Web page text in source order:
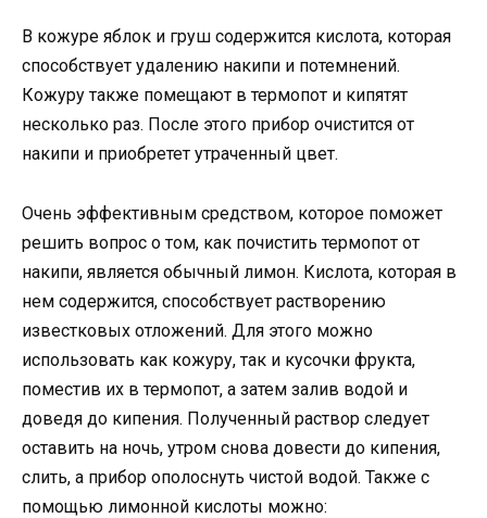
В кожуре яблок и груш содержится кислота, которая
способствует удалению накипи и потемнений.
Кожуру также помещают в термопот и кипятят
несколько раз. После этого прибор очистится от
накипи и приобретет утраченный цвет.
Очень эффективным средством, которое поможет
решить вопрос о том, как почистить термопот от
накипи, является обычный лимон. Кислота, которая в
нем содержится, способствует растворению
известковых отложений. Для этого можно
использовать как кожуру, так и кусочки фрукта,
поместив их в термопот, а затем залив водой и
доведя до кипения. Полученный раствор следует
оставить на ночь, утром снова довести до кипения,
слить, а прибор ополоснуть чистой водой. Также с
помощью лимонной кислоты можно: